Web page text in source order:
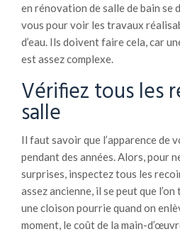
en rénovation de salle de bain se
vous pour voir les travaux
d’eau. Ils doivent faire cela, car
est assez complexe.
Vérifiez tous les
salle
Il faut savoir que l’apparence de
pendant des années. Alors, pour
surprises, inspectez tous les
assez ancienne, il se peut que
une cloison pourrie quand on
moment, le coût de la main-